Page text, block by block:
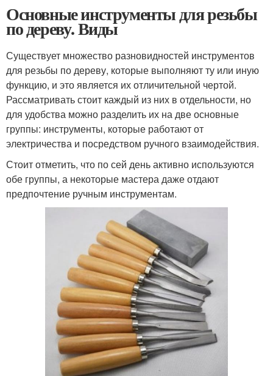
Основные инструменты для резьбы
по дереву. Виды
Существует множество разновидностей инструментов
для резьбы по дереву, которые выполняют ту или иную
функцию, и это является их отличительной чертой.
Рассматривать стоит каждый из них в отдельности, но
для удобства можно разделить их на две основные
группы: инструменты, которые работают от
электричества и посредством ручного взаимодействия.
Стоит отметить, что по сей день активно используются
обе группы, а некоторые мастера даже отдают
предпочтение ручным инструментам.